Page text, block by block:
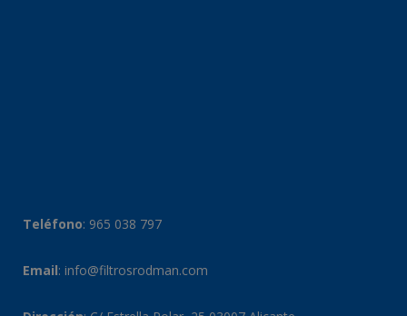
Teléfono: 965 038 797
Email: info@filtrosrodman.com